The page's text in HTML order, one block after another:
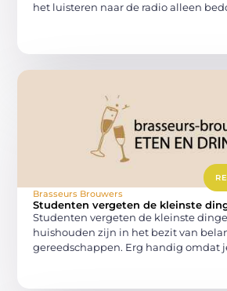
het luisteren naar de radio alleen
Brasseurs Brouwers
Studenten vergeten de kleinste
Studenten vergeten de kleinste
huishouden zijn in het bezit van
gereedschappen. Erg handig omdat